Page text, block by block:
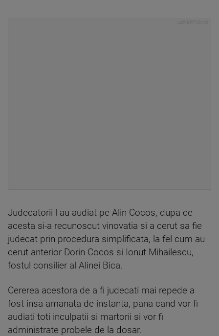
Judecatorii l-au audiat pe Alin Cocos, dupa ce
acesta si-a recunoscut vinovatia si a cerut sa fie
judecat prin procedura simplificata, la fel cum au
cerut anterior Dorin Cocos si Ionut Mihailescu,
fostul consilier al Alinei Bica.
Cererea acestora de a fi judecati mai repede a
fost insa amanata de instanta, pana cand vor fi
audiati toti inculpatii si martorii si vor fi
administrate probele de la dosar.